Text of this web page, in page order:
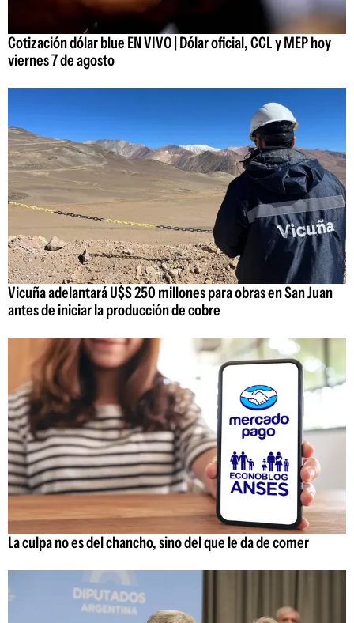
Cotización dólar blue EN VIVO | Dólar oficial, CCL y MEP hoy
viernes 7 de agosto
Vicuña adelantará U$S 250 millones para obras en San Juan
antes de iniciar la producción de cobre
La culpa no es del chancho, sino del que le da de comer